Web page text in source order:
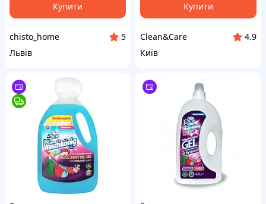
Купити
chisto_home
5
Львів
Купити
Clean&Care
4.9
Київ